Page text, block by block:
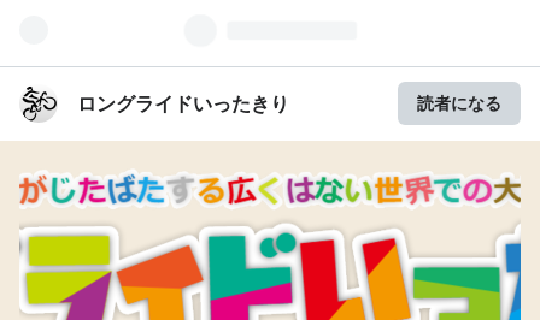
ロングライドいったきり 読者になる